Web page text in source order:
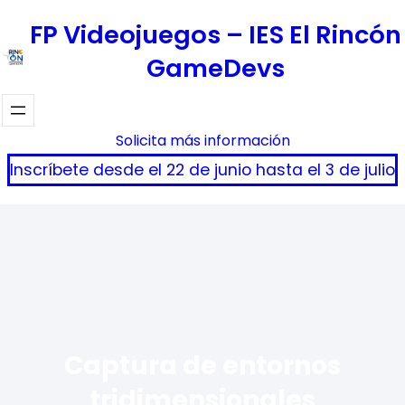
contenido
FP Videojuegos – IES El Rincón
GameDevs
Solicita más información
Inscríbete desde el 22 de junio hasta el 3 de julio